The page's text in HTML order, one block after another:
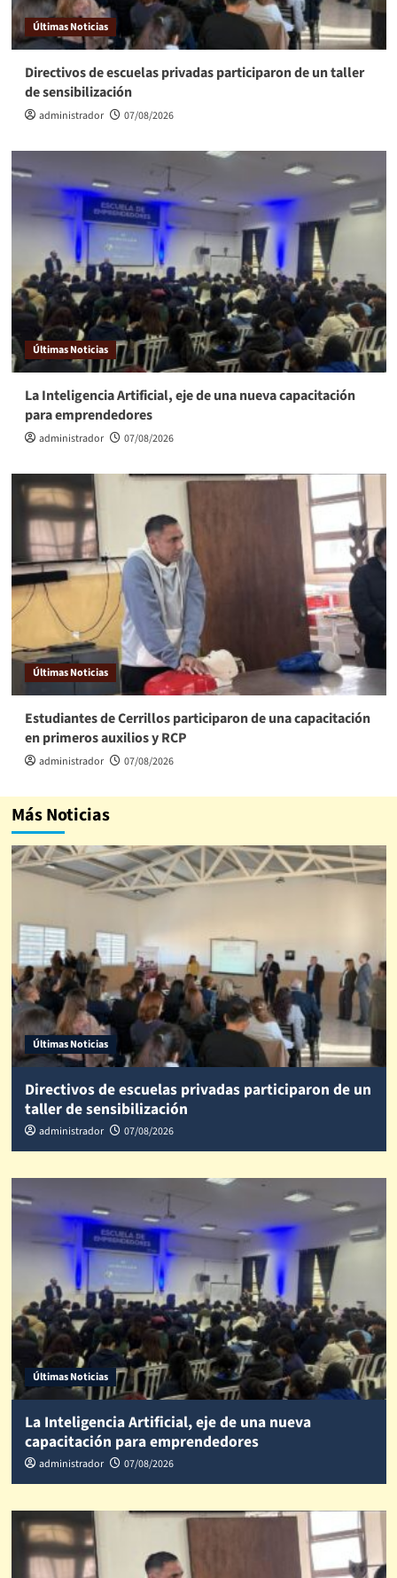
Últimas Noticias
Directivos de escuelas privadas participaron de un taller
de sensibilización
administrador 07/08/2026
Últimas Noticias
La Inteligencia Artificial, eje de una nueva capacitación
para emprendedores
administrador 07/08/2026
Últimas Noticias
Estudiantes de Cerrillos participaron de una capacitación
en primeros auxilios y RCP
administrador 07/08/2026
Más Noticias
Últimas Noticias
Directivos de escuelas privadas participaron de un
taller de sensibilización
administrador 07/08/2026
Últimas Noticias
La Inteligencia Artificial, eje de una nueva
capacitación para emprendedores
administrador 07/08/2026